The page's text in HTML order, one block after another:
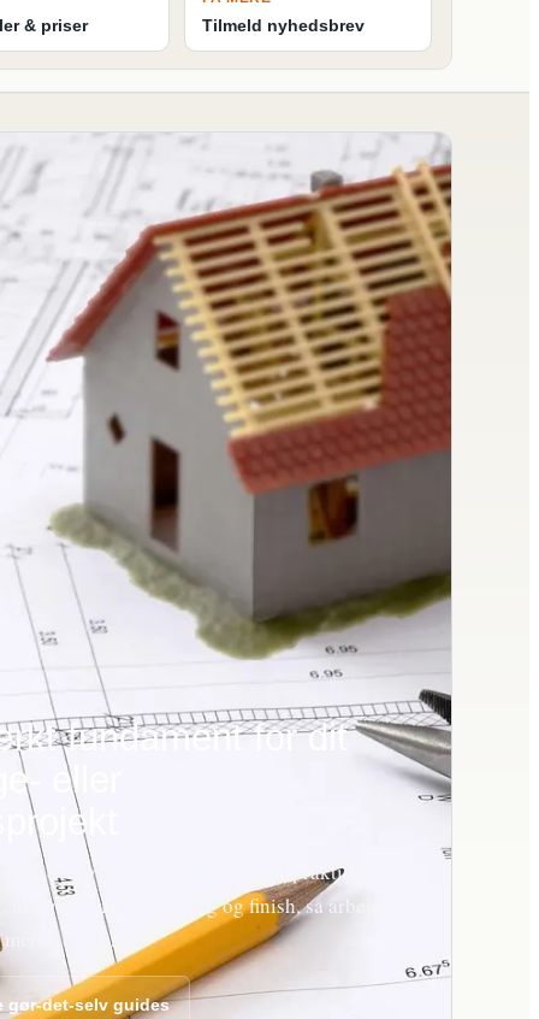
& priser Tilmeld nyhedsbrev
fundament for dit
eller
de rigtige beslutninger. Find praktiske
materialevalg og finish, så arbejdet
holdbart.
gør-det-selv guides